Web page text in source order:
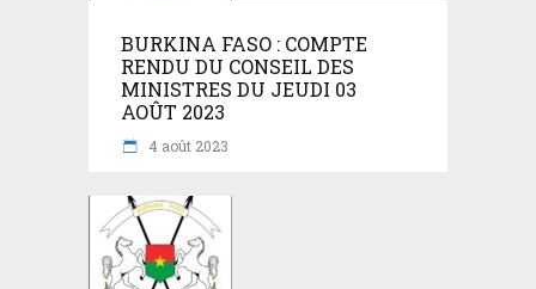
BURKINA FASO : COMPTE
RENDU DU CONSEIL DES
MINISTRES DU JEUDI 03
AOÛT 2023
4 août 2023